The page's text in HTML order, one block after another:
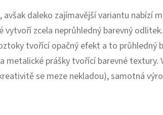
avšak daleko zajímavější variantu nabízí
vytvoří zcela neprůhledný barevný
tvořící opačný efekt a to průhledný
metalické prášky tvořící barevné textury.
se meze nekladou), samotná